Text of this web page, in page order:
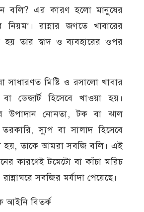
বলি? এর কারণ হলো মানুষের
নিয়ম’। রান্নার জগতে খাবারের
হয় তার স্বাদ ও ব্যবহারের ওপর
মিষ্টি ও রসালো খাবার
ডেজার্ট হিসেবে খাওয়া হয়।
উপাদান নোনতা, টক বা ঝাল
তরকারি, স্যুপ বা সালাদ হিসেবে
হয়, তাকে আমরা সবজি বলি। এই
কারণেই টমেটো বা কাঁচা মরিচ
সবজির মর্যাদা পেয়েছে।
আইনি বিতর্ক